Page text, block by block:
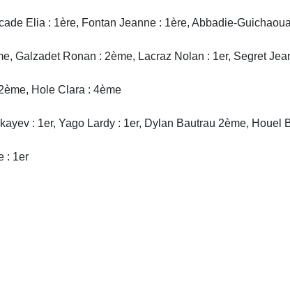
Elia : 1ère, Fontan Jeanne : 1ère, Abbadie-
Galzadet Ronan : 2ème, Lacraz Nolan : 1er, Segret
Hole Clara : 4ème
: 1er, Yago Lardy : 1er, Dylan Bautrau 2ème,
: 1er